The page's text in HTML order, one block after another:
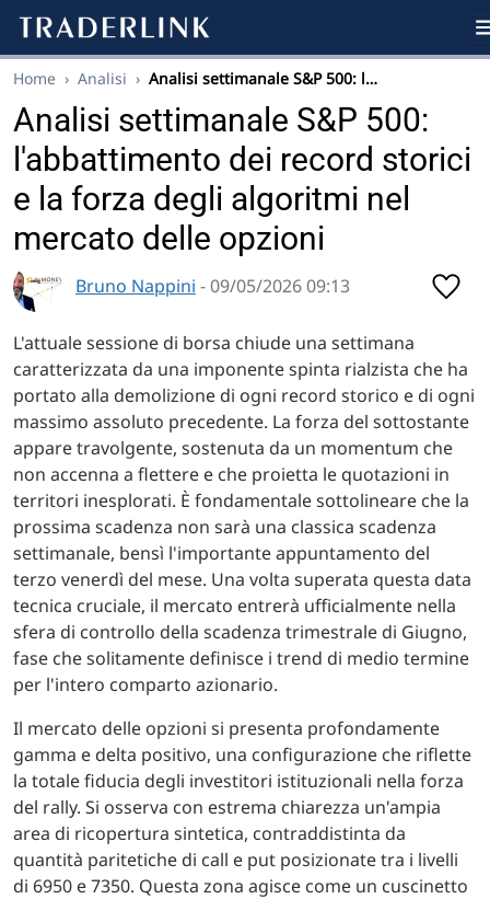
Home › Analisi › Analisi settimanale S&P 500: l…
Analisi settimanale S&P 500:
l'abbattimento dei record storici
e la forza degli algoritmi nel
mercato delle opzioni
Bruno Nappini - 09/05/2026 09:13
L'attuale sessione di borsa chiude una settimana
caratterizzata da una imponente spinta rialzista che ha
portato alla demolizione di ogni record storico e di ogni
massimo assoluto precedente. La forza del sottostante
appare travolgente, sostenuta da un momentum che
non accenna a flettere e che proietta le quotazioni in
territori inesplorati. È fondamentale sottolineare che la
prossima scadenza non sarà una classica scadenza
settimanale, bensì l'importante appuntamento del
terzo venerdì del mese. Una volta superata questa data
tecnica cruciale, il mercato entrerà ufficialmente nella
sfera di controllo della scadenza trimestrale di Giugno,
fase che solitamente definisce i trend di medio termine
per l'intero comparto azionario.
Il mercato delle opzioni si presenta profondamente
gamma e delta positivo, una configurazione che riflette
la totale fiducia degli investitori istituzionali nella forza
del rally. Si osserva con estrema chiarezza un'ampia
area di ricopertura sintetica, contraddistinta da
quantità paritetiche di call e put posizionate tra i livelli
di 6950 e 7350. Questa zona agisce come un cuscinetto